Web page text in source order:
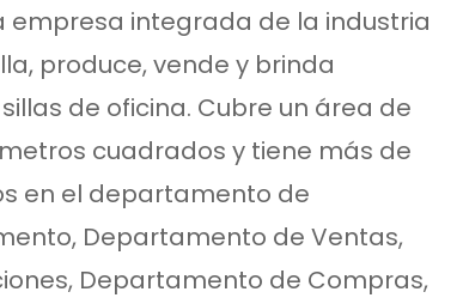
empresa integrada de la industria
produce, vende y brinda
de oficina. Cubre un área de
cuadrados y tiene más de
en el departamento de
Departamento de Ventas,
Departamento de Compras,